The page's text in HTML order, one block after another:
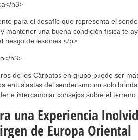
h3>
para el desafío que representa el
mantener una buena condición física te
riesgo de lesiones.</p>
h3>
de los Cárpatos en grupo puede ser
entusiastas del senderismo no solo
e intercambiar consejos sobre el
una Experiencia
de Europa Oriental